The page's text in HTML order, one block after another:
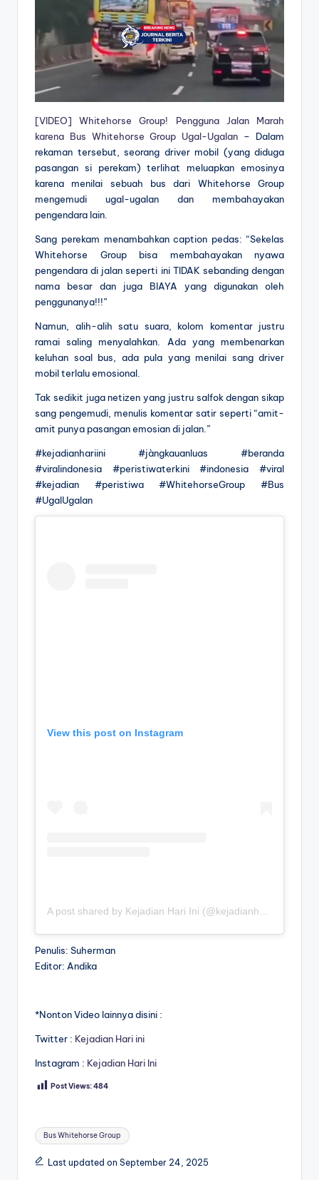
[VIDEO] Whitehorse Group! Pengguna Jalan Marah
karena Bus Whitehorse Group Ugal-Ugalan – Dalam
rekaman tersebut, seorang driver mobil (yang diduga
pasangan si perekam) terlihat meluapkan emosinya
karena menilai sebuah bus dari Whitehorse Group
mengemudi ugal-ugalan dan membahayakan
pengendara lain.
Sang perekam menambahkan caption pedas: “Sekelas
Whitehorse Group bisa membahayakan nyawa
pengendara di jalan seperti ini TIDAK sebanding dengan
nama besar dan juga BIAYA yang digunakan oleh
penggunanya!!!”
Namun, alih-alih satu suara, kolom komentar justru
ramai saling menyalahkan. Ada yang membenarkan
keluhan soal bus, ada pula yang menilai sang driver
mobil terlalu emosional.
Tak sedikit juga netizen yang justru salfok dengan sikap
sang pengemudi, menulis komentar satir seperti “amit-
amit punya pasangan emosian di jalan.”
#kejadianhariini #jàngkauanluas #beranda
#viralindonesia #peristiwaterkini #indonesia #viral
#kejadian #peristiwa #WhitehorseGroup #Bus
#UgalUgalan
View this post on Instagram
Penulis: Suherman
Editor: Andika
*Nonton Video lainnya disini :
Twitter : Kejadian Hari ini
Instagram : Kejadian Hari Ini
Post Views:484
Tags:
Bus Whitehorse Group
Last updated on September 24, 2025